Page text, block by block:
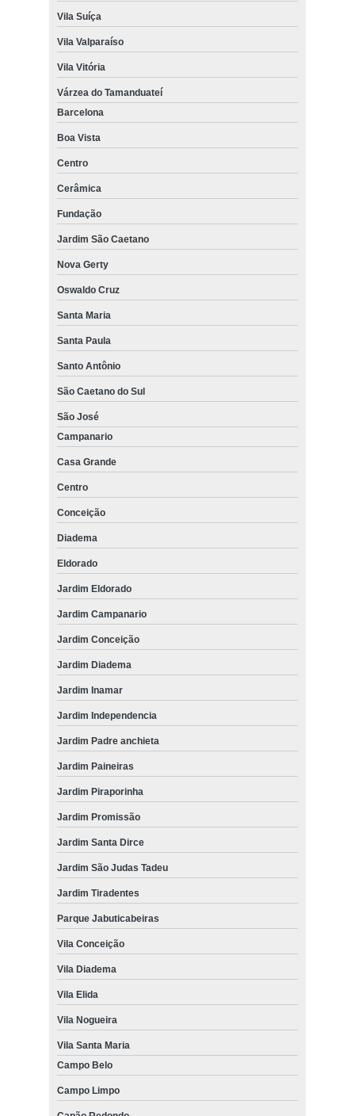
Vila Suíça
Vila Valparaíso
Vila Vitória
Várzea do Tamanduateí
Barcelona
Boa Vista
Centro
Cerâmica
Fundação
Jardim São Caetano
Nova Gerty
Oswaldo Cruz
Santa Maria
Santa Paula
Santo Antônio
São Caetano do Sul
São José
Campanario
Casa Grande
Centro
Conceição
Diadema
Eldorado
Jardim Eldorado
Jardim Campanario
Jardim Conceição
Jardim Diadema
Jardim Inamar
Jardim Independencia
Jardim Padre anchieta
Jardim Paineiras
Jardim Piraporinha
Jardim Promissão
Jardim Santa Dirce
Jardim São Judas Tadeu
Jardim Tiradentes
Parque Jabuticabeiras
Vila Conceição
Vila Diadema
Vila Elida
Vila Nogueira
Vila Santa Maria
Campo Belo
Campo Limpo